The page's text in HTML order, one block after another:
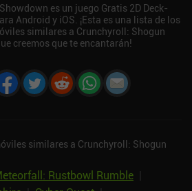
es un juego Gratis 2D Deck-
Android y iOS. ¡Esta es una lista de los
similares a Crunchyroll: Shogun
creemos que te encantarán!
similares a Crunchyroll: Shogun
Rustbowl Rumble